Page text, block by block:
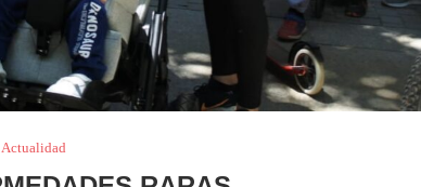
Actualidad